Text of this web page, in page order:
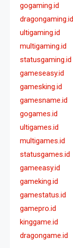
gogaming.id
dragongaming.id
ultigaming.id
multigaming.id
statusgaming.id
gameseasy.id
gamesking.id
gamesname.id
gogames.id
ultigames.id
multigames.id
statusgames.id
gameeasy.id
gameking.id
gamestatus.id
gamepro.id
kinggame.id
dragongame.id